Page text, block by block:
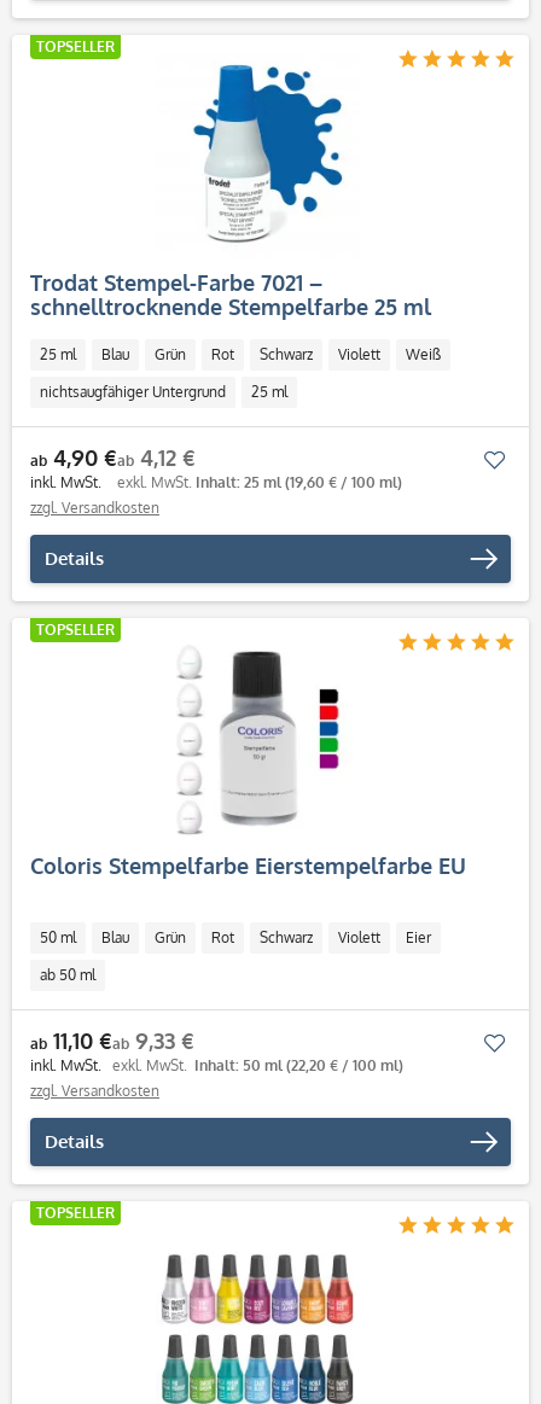
TOPSELLER
Trodat Stempel-Farbe 7021 –
schnelltrocknende Stempelfarbe 25 ml
25 ml Blau Grün Rot Schwarz Violett Weiß
nichtsaugfähiger Untergrund 25 ml
ab 4,90 €
inkl. MwSt.
ab 4,12 €
exkl. MwSt. Inhalt: 25 ml (19,60 € / 100 ml)
zzgl. Versandkosten
Details
TOPSELLER
Coloris Stempelfarbe Eierstempelfarbe EU
50 ml Blau Grün Rot Schwarz Violett Eier
ab 50 ml
ab 11,10 €
inkl. MwSt.
ab 9,33 €
exkl. MwSt. Inhalt: 50 ml (22,20 € / 100 ml)
zzgl. Versandkosten
Details
TOPSELLER